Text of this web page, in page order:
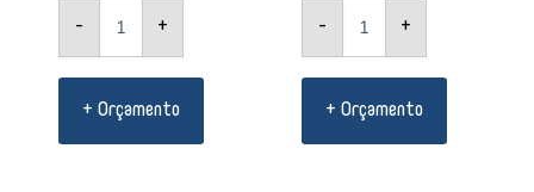
- +
+ Orçamento
- +
+ Orçamento